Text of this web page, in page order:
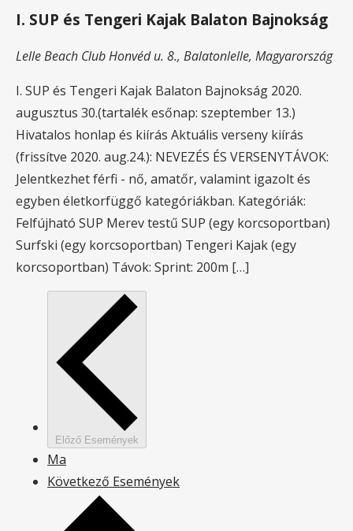
I. SUP és Tengeri Kajak Balaton Bajnokság
Lelle Beach ClubHonvéd u. 8., Balatonlelle, Magyarország
I. SUP és Tengeri Kajak Balaton Bajnokság 2020.
augusztus 30.(tartalék esőnap: szeptember 13.)
Hivatalos honlap és kiírás Aktuális verseny kiírás
(frissítve 2020. aug.24.): NEVEZÉS ÉS VERSENYTÁVOK:
Jelentkezhet férfi - nő, amatőr, valamint igazolt és
egyben életkorfüggő kategóriákban. Kategóriák:
Felfújható SUP Merev testű SUP (egy korcsoportban)
Surfski (egy korcsoportban) Tengeri Kajak (egy
korcsoportban) Távok: Sprint: 200m […]
Előző Események
Ma
Következő Események